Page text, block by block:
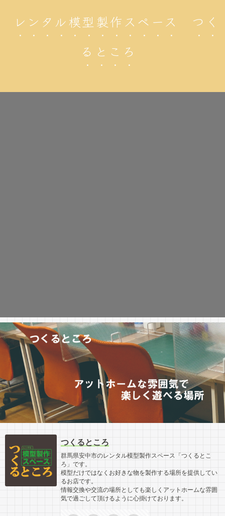
レンタル模型製作スペース つく
るところ
つくるところ
群馬県安中市のレンタル模型製作スペース「つくるとこ
ろ」です。
模型だけではなくお好きな物を製作する場所を提供してい
るお店です。
情報交換や交流の場所としても楽しくアットホームな雰囲
気で過ごして頂けるように心掛けております。